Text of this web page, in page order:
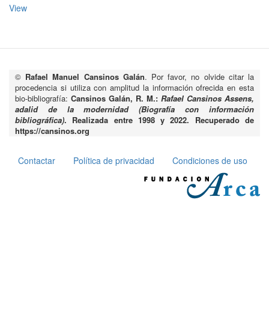
View
© Rafael Manuel Cansinos Galán. Por favor, no olvide citar la
procedencia si utiliza con amplitud la información ofrecida en esta
bio-bibliografía: Cansinos Galán, R. M.: Rafael Cansinos Assens,
adalid de la modernidad (Biografía con información
bibliográfica). Realizada entre 1998 y 2022. Recuperado de
https://cansinos.org
Pie
Contactar Política de privacidad Condiciones de uso